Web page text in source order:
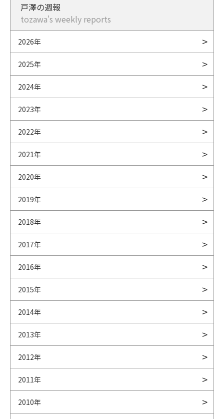
戸澤の週報
tozawa's weekly reports
2026年
2025年
2024年
2023年
2022年
2021年
2020年
2019年
2018年
2017年
2016年
2015年
2014年
2013年
2012年
2011年
2010年